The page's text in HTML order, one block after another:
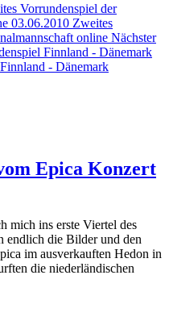
Vorrundenspiel der
03.06.2010 Zweites
online Nächster
Finnland - Dänemark
- Dänemark
Epica Konzert
mich ins erste Viertel des
endlich die Bilder und den
im ausverkauften Hedon in
die niederländischen